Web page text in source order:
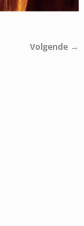
Volgende →